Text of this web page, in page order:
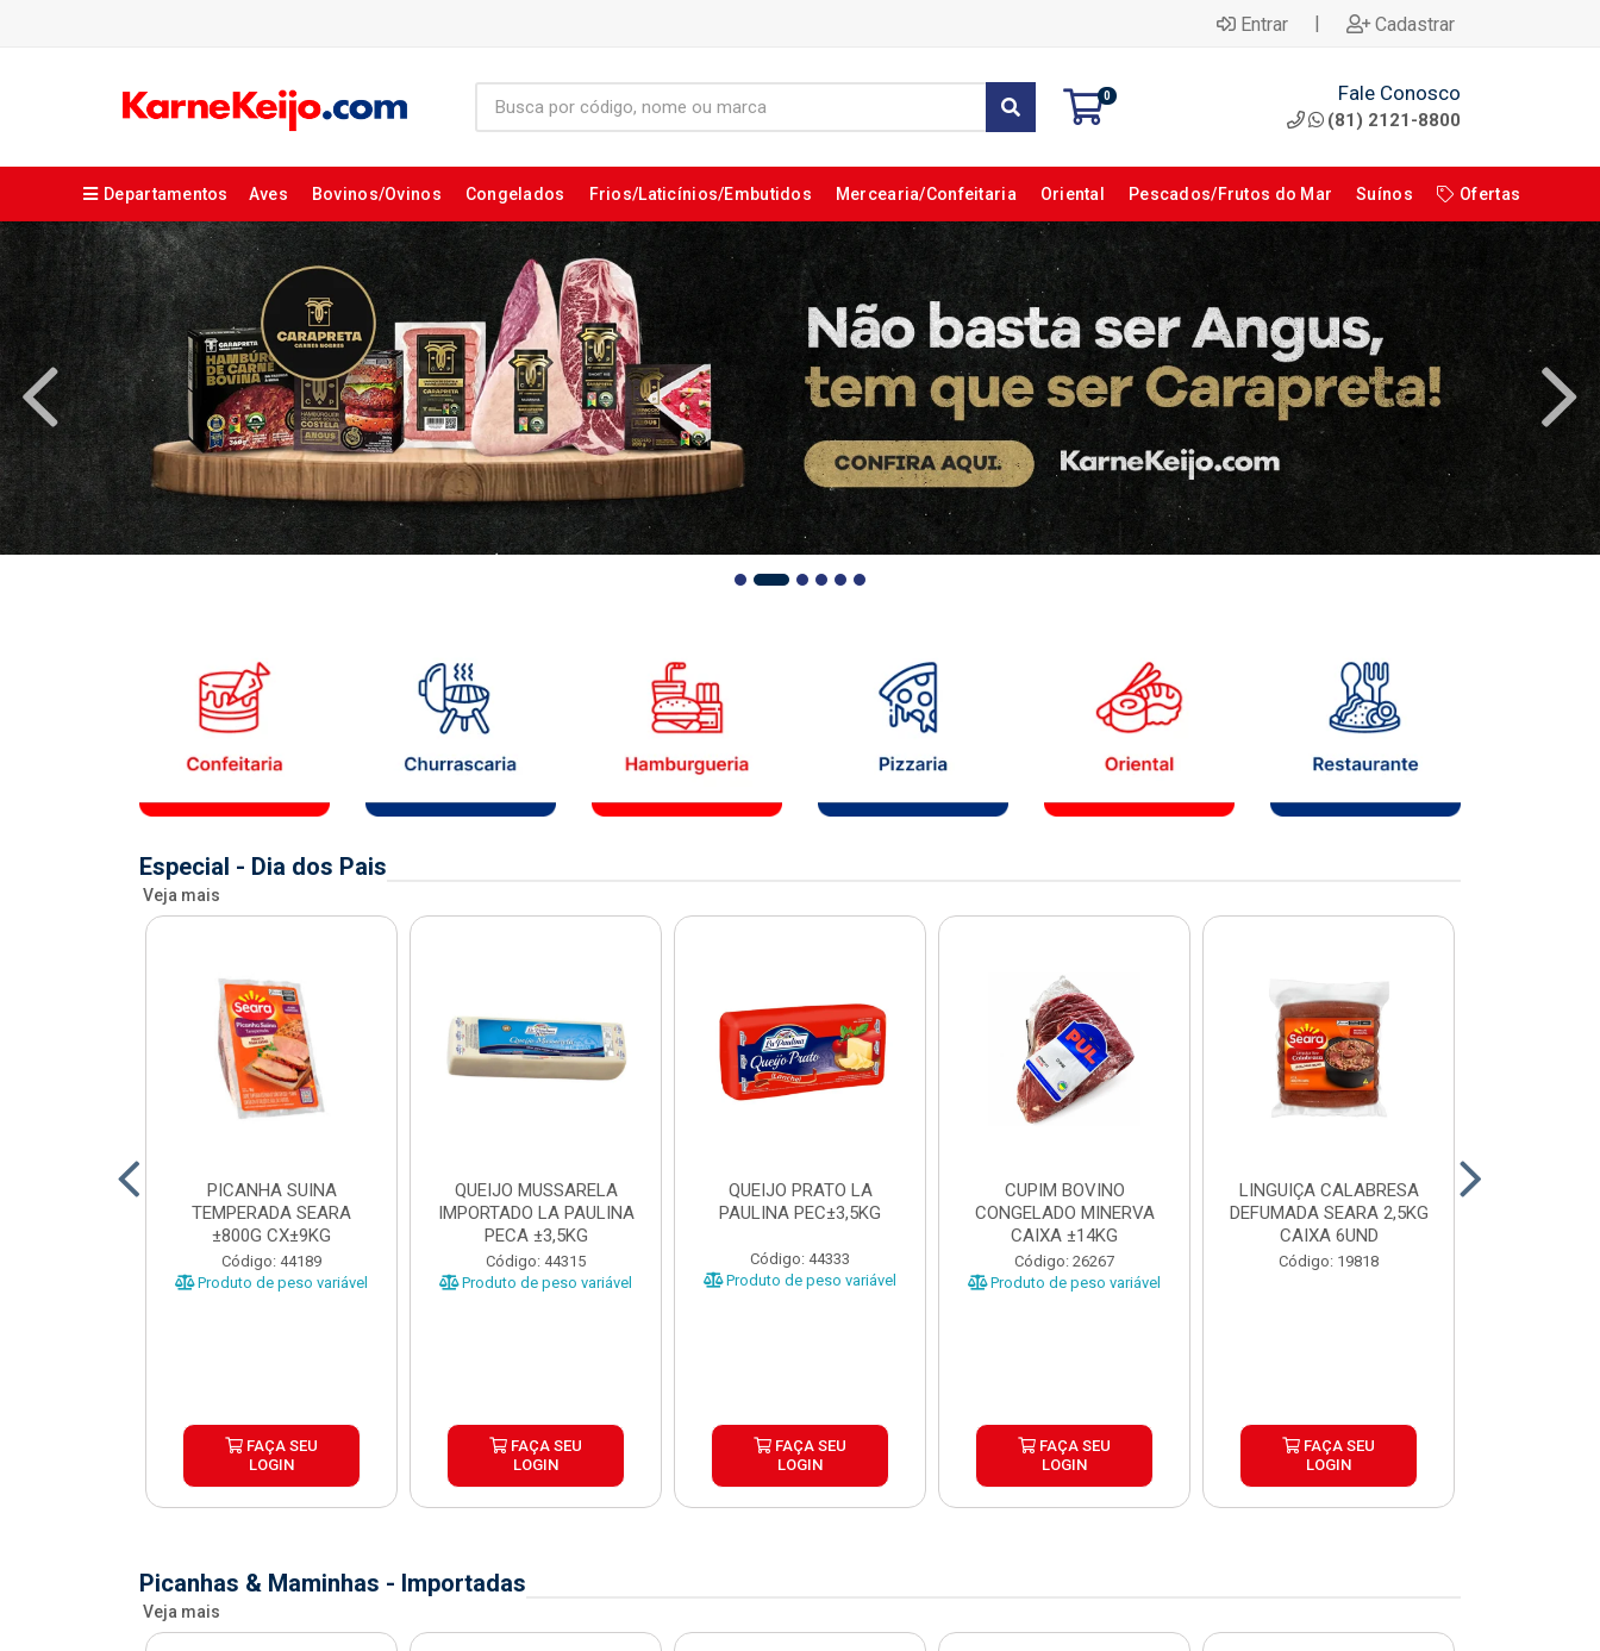
Entrar | Cadastrar
0 Fale Conosco
(81) 2121-8800
Departamentos Aves Bovinos/Ovinos Congelados Frios/Laticínios/Embutidos Mercearia/Confeitaria Oriental Pescados/Frutos do Mar Suínos Ofertas
Especial - Dia dos Pais
Veja mais
PICANHA SUINA
TEMPERADA SEARA
±800G CX±9KG
Código: 44189
Produto de peso variável
FAÇA SEU
LOGIN
QUEIJO MUSSARELA
IMPORTADO LA PAULINA
PECA ±3,5KG
Código: 44315
Produto de peso variável
FAÇA SEU
LOGIN
QUEIJO PRATO LA
PAULINA PEC±3,5KG
Código: 44333
Produto de peso variável
FAÇA SEU
LOGIN
CUPIM BOVINO
CONGELADO MINERVA
CAIXA ±14KG
Código: 26267
Produto de peso variável
FAÇA SEU
LOGIN
LINGUIÇA CALABRESA
DEFUMADA SEARA 2,5KG
CAIXA 6UND
Código: 19818
FAÇA SEU
LOGIN
Picanhas & Maminhas - Importadas
Veja mais